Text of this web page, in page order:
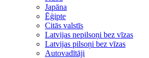
Japāna
Ēģipte
Citās valstīs
Latvijas nepilsoņi bez vīzas
Latvijas pilsoņi bez vīzas
Autovadītāji